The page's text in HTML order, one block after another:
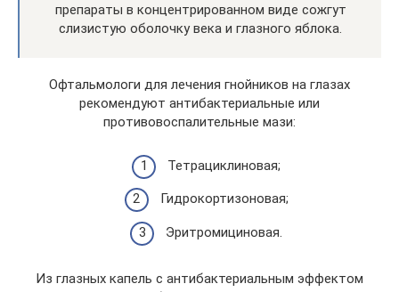
препараты в концентрированном виде сожгут
слизистую оболочку века и глазного яблока.
Офтальмологи для лечения гнойников на глазах
рекомендуют антибактериальные или
противовоспалительные мази:
Тетрациклиновая;
Гидрокортизоновая;
Эритромициновая.
Из глазных капель с антибактериальным эффектом